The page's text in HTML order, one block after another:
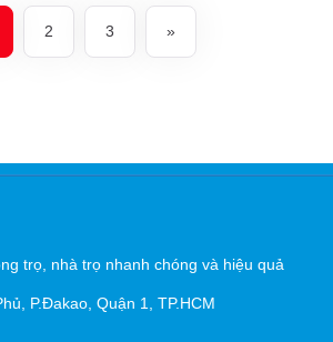
2 3 »
trọ, nhà trọ nhanh chóng và hiệu quả
P.Đakao, Quận 1, TP.HCM